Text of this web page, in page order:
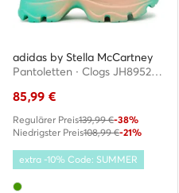
adidas by Stella McCartney
Pantoletten · Clogs JH8952 · Grün
85,99 €
Regulärer Preis139,99 €-38%
Niedrigster Preis108,99 €-21%
extra -10% Code: SUMMER